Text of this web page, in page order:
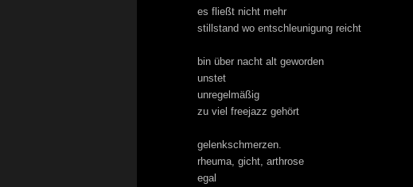
es fließt nicht mehr
stillstand wo entschleunigung reicht
bin über nacht alt geworden
unstet
unregelmäßig
zu viel freejazz gehört
gelenkschmerzen.
rheuma, gicht, arthrose
egal